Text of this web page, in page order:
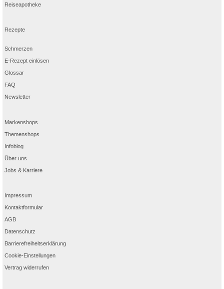
Reiseapotheke
Rezepte
Schmerzen
E-Rezept einlösen
Glossar
FAQ
Newsletter
Markenshops
Themenshops
Infoblog
Über uns
Jobs & Karriere
Impressum
Kontaktformular
AGB
Datenschutz
Barrierefreiheitserklärung
Cookie-Einstellungen
Vertrag widerrufen